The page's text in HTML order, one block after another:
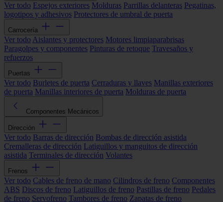
Ver todo Espejos exteriores Molduras Parrillas delanteras Pegatinas,
logotipos y adhesivos Protectores de umbral de puerta
Carrocería
Ver todo Aislantes y protectores Motores limpiaparabrisas
Paragolpes y componentes Pinturas de retoque Travesaños y
refuerzos
Puertas
Ver todo Burletes de puerta Cerraduras y llaves Manillas exteriores
de puerta Manillas interiores de puerta Molduras de puerta
Componentes Mecánicos
Dirección
Ver todo Barras de dirección Bombas de dirección asistida
Cremalleras de dirección Latiguillos y manguitos de dirección
asistida Terminales de dirección Volantes
Frenos
Ver todo Cables de freno de mano Cilindros de freno Componentes
ABS Discos de freno Latiguillos de freno Pastillas de freno Pedales
de freno Servofreno Tambores de freno Zapatas de freno